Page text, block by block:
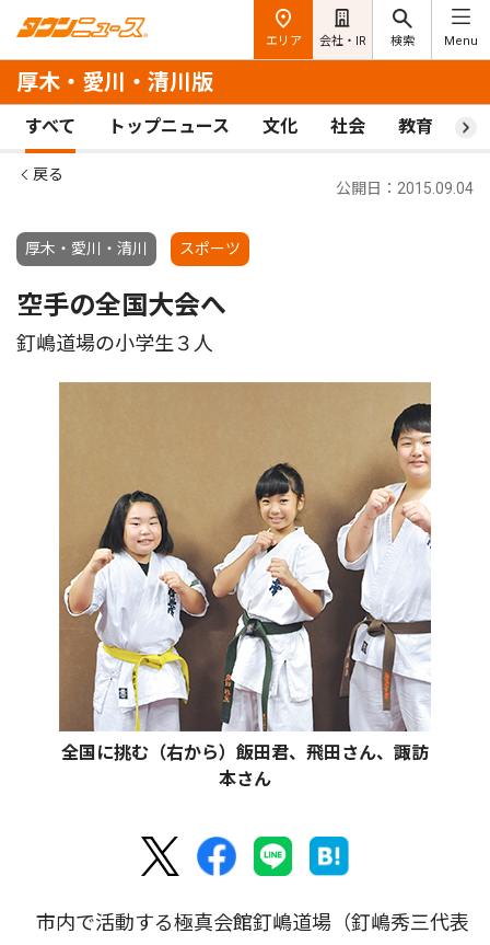
エリア 会社・IR 検索 Menu
厚木・愛川・清川版
すべて トップニュース 文化 社会 教育 ス
戻る
厚木・愛川・清川 スポーツ
公開日：2015.09.04
空手の全国大会へ
釘嶋道場の小学生３人
全国に挑む（右から）飯田君、飛田さん、諏訪
本さん
市内で活動する極真会館釘嶋道場（釘嶋秀三代表